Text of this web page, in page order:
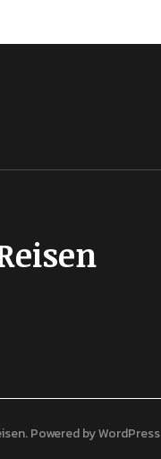
Powered byWordPress